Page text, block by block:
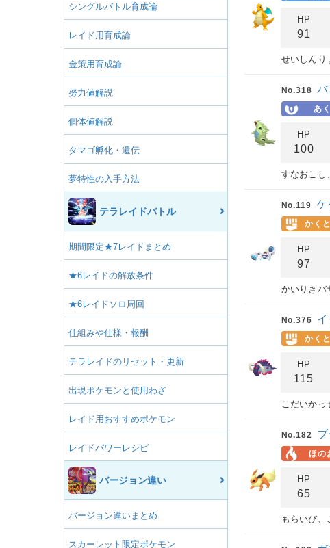
シングルバトル育成論
レイド用育成論
金策用育成論
努力値解説
個体値解説
タマゴ孵化・遺伝
夢特性の入手方法
テラレイドバトル
期間限定★7レイドまとめ
★6レイドの解放条件
★6レイドソロ周回
仕組みや仕様・報酬
テラレイドのリセット・更新
出現ポケモンと使用わざ
レイド用おすすめポケモン
レイドパワーレシピ
バージョン違い
バージョン違いまとめ
スカーレット限定ポケモン
HP
91
せいしんり
No.318
あく
HP
100
すなおこし
No.119 ケ
かく
HP
97
かいりきバ
No.376
かく
HP
115
こだいかっ
No.182
ほの
HP
65
もらいび、